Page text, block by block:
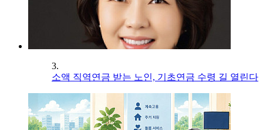
3.
소액 직역연금 받는 노인, 기초연금 수령 길 열린다